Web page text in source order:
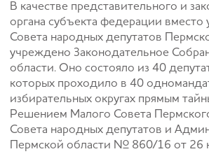
В качестве представительного и
органа субъекта федерации вместо
Совета народных депутатов
учреждено Законодательное
области. Оно состояло из 40
которых проходило в 40
избирательных округах прямым
Решением Малого Совета
Совета народных депутатов и
Пермской области № 860/16 от 26